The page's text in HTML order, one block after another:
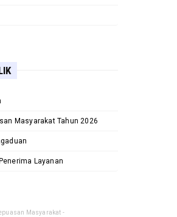
Masyarakat Tahun 2026
Layanan
Masyarakat -